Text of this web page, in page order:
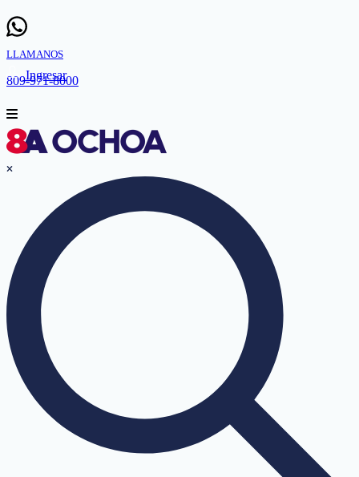
LLAMANOS
809-971-8000
Ingresar